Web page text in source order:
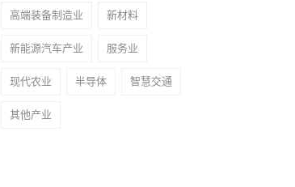
高端装备制造业 新材料
新能源汽车产业 服务业
现代农业 半导体 智慧交通
其他产业